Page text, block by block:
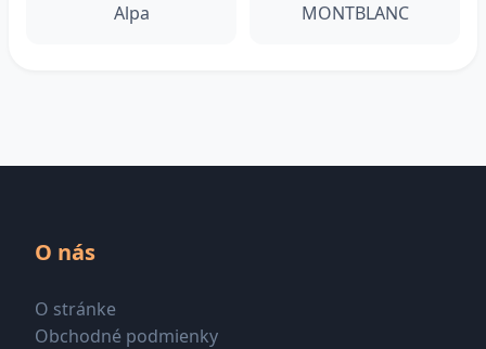
Alpa MONTBLANC
O nás
O stránke
Obchodné podmienky